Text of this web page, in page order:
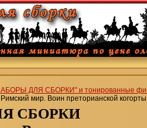
ДЛЯ СБОРКИ" и тонированные
мир. Воин преторианской когорты.
СБОРКИ